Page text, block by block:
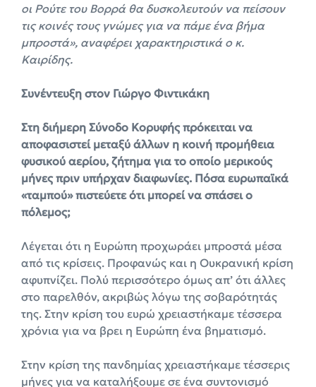
οι Ρούτε του Βορρά θα δυσκολευτούν να πείσουν
τις κοινές τους γνώμες για να πάμε ένα βήμα
μπροστά», αναφέρει χαρακτηριστικά ο κ.
Καιρίδης.
Συνέντευξη στον Γιώργο Φιντικάκη
Στη διήμερη Σύνοδο Κορυφής πρόκειται να
αποφασιστεί μεταξύ άλλων η κοινή προμήθεια
φυσικού αερίου, ζήτημα για το οποίο μερικούς
μήνες πριν υπήρχαν διαφωνίες. Πόσα ευρωπαϊκά
«ταμπού» πιστεύετε ότι μπορεί να σπάσει ο
πόλεμος;
Λέγεται ότι η Ευρώπη προχωράει μπροστά μέσα
από τις κρίσεις. Προφανώς και η Ουκρανική κρίση
αφυπνίζει. Πολύ περισσότερο όμως απ’ ότι άλλες
στο παρελθόν, ακριβώς λόγω της σοβαρότητάς
της. Στην κρίση του ευρώ χρειαστήκαμε τέσσερα
χρόνια για να βρει η Ευρώπη ένα βηματισμό.
Στην κρίση της πανδημίας χρειαστήκαμε τέσσερις
μήνες για να καταλήξουμε σε ένα συντονισμό